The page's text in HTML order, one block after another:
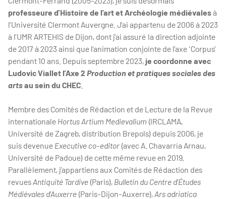
professeure d’Histoire de l’art et Archéologie médiévalesà
l’Université Clermont Auvergne. J’ai appartenu de 2006 à 2023
à l’UMR ARTEHIS de Dijon, dont j’ai assuré la direction adjointe
de 2017 à 2023 ainsi que l’animation conjointe de l’axe ‘Corpus’
pendant 10 ans. Depuis septembre 2023, je coordonne avec
Ludovic Viallet l’Axe 2 Production et pratiques sociales des
artsau sein du CHEC
Membre des Comités de Rédaction et de Lecture de la Revue
internationale Hortus Artium Medievalium (IRCLAMA,
Université de Zagreb, distribution Brepols) depuis 2006, je
suis devenue Executive co-editor (avec A. Chavarría Arnau,
Université de Padoue) de cette même revue en 2019.
Parallèlement, j’appartiens aux Comités de Rédaction des
revuesAntiquité Tardive (Paris), Bulletin du Centre d’Études
Médiévales d’Auxerre (Paris-Dijon-Auxerre),Ars adriatica